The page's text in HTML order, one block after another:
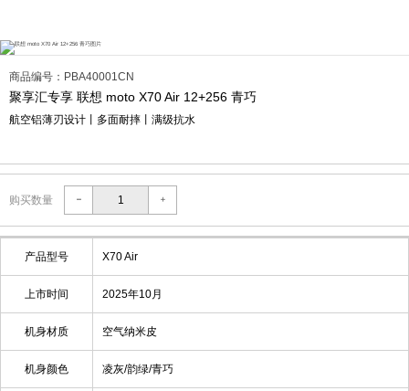
商品编号：PBA40001CN
聚享汇专享 联想 moto X70 Air 12+256 青巧
航空铝薄刃设计丨多面耐摔丨满级抗水
购买数量
产品型号 X70 Air
上市时间 2025年10月
机身材质 空气纳米皮
机身颜色 凌灰/韵绿/青巧